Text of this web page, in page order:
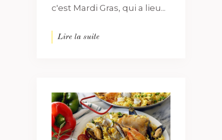
c'est Mardi Gras, qui a lieu...
Lire la suite